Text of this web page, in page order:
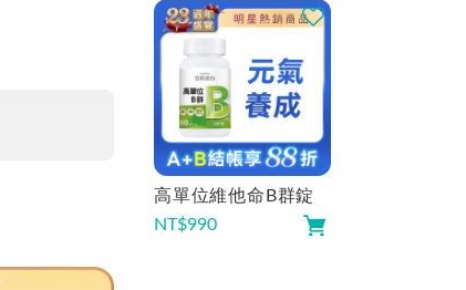
高單位維他命B群錠
NT$990